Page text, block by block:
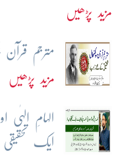
مزید پڑھیں
مترجم
مزید پڑھیں
الہامِ الہٰی
ایک تحقیقی